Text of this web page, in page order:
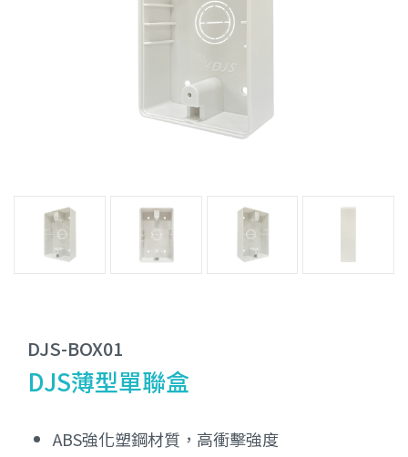
DJS-BOX01
DJS薄型單聯盒
ABS強化塑鋼材質，高衝擊強度